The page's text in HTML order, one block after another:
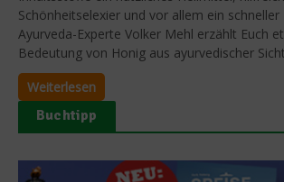
Schönheitselexier und vor allem ein schneller
Ayurveda-Experte Volker Mehl erzählt Euch
Bedeutung von Honig aus ayurvedischer
Weiterlesen
Buchtipp